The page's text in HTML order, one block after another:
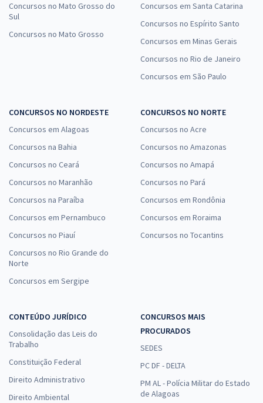
Concursos no Mato Grosso do
Sul
Concursos no Mato Grosso
Concursos em Santa Catarina
Concursos no Espírito Santo
Concursos em Minas Gerais
Concursos no Rio de Janeiro
Concursos em São Paulo
CONCURSOS NO NORDESTE
Concursos em Alagoas
Concursos na Bahia
Concursos no Ceará
Concursos no Maranhão
Concursos na Paraíba
Concursos em Pernambuco
Concursos no Piauí
Concursos no Rio Grande do
Norte
Concursos em Sergipe
CONCURSOS NO NORTE
Concursos no Acre
Concursos no Amazonas
Concursos no Amapá
Concursos no Pará
Concursos em Rondônia
Concursos em Roraima
Concursos no Tocantins
CONTEÚDO JURÍDICO
Consolidação das Leis do
Trabalho
Constituição Federal
Direito Administrativo
Direito Ambiental
CONCURSOS MAIS
PROCURADOS
SEDES
PC DF - DELTA
PM AL - Polícia Militar do Estado
de Alagoas